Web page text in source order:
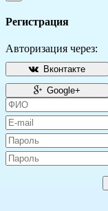
Регистрация
Авторизация через:
Вконтакте
Google+